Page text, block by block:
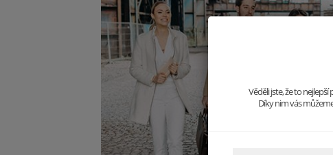
Věděli jste, že to
Díky nim vás